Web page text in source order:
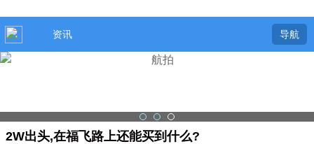
资讯 导航
2W出头,在福飞路上还能买到什么?